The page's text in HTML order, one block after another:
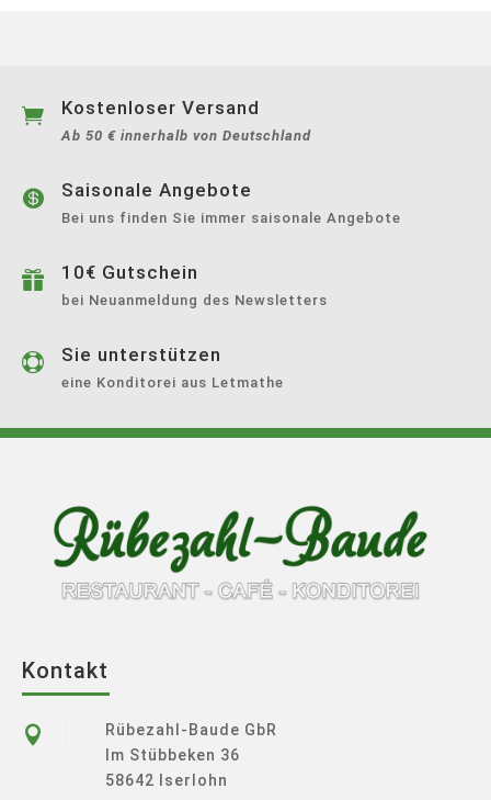
 Kostenloser Versand
Ab 50 € innerhalb von Deutschland
 Saisonale Angebote
Bei uns finden Sie immer saisonale Angebote
 10€ Gutschein
bei Neuanmeldung des Newsletters
 Sie unterstützen
eine Konditorei aus Letmathe
Kontakt

Rübezahl-Baude GbR
Im Stübbeken 36
58642 Iserlohn